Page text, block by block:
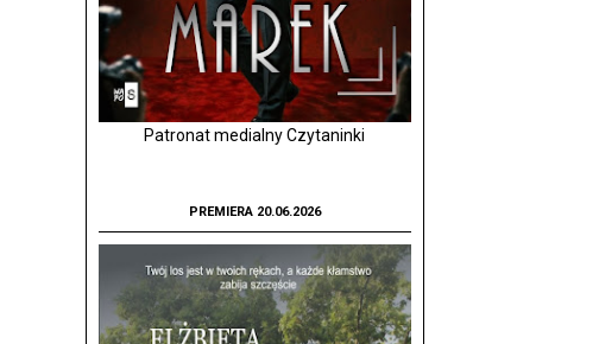
Patronat medialny Czytaninki
PREMIERA 20.06.2026